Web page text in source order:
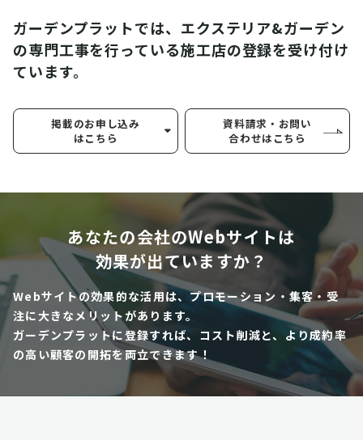
ガーデンプラットでは、エクステリア&ガーデン
の専門工事を行っている施工店の登録を受け付け
ています。
掲載のお申し込み
はこちら
資料請求・お問い
合わせはこちら
あなたの会社のWebサイトは
効果が出ていますか？
Webサイトの効果的な活用は、プロモーション・集客・受
注に大きなメリットがあります。
ガーデンプラットに登録すれば、コスト削減と、より成約率
の高い顧客の開拓を両立できます！